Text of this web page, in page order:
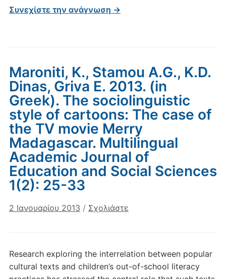
Συνεχίστε την ανάγνωση →
Maroniti, K., Stamou A.G., K.D.
Dinas, Griva E. 2013. (in
Greek). The sociolinguistic
style of cartoons: The case of
the TV movie Merry
Madagascar. Multilingual
Academic Journal of
Education and Social Sciences
1(2): 25-33
2 Ιανουαρίου 2013 / Σχολιάστε
Research exploring the interrelation between popular
cultural texts and children’s out-of-school literacy